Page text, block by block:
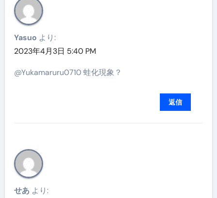
Yasuo より:
2023年4月3日 5:40 PM
@Yukamaruru0710 蛙化現象？
返信
せあ より: